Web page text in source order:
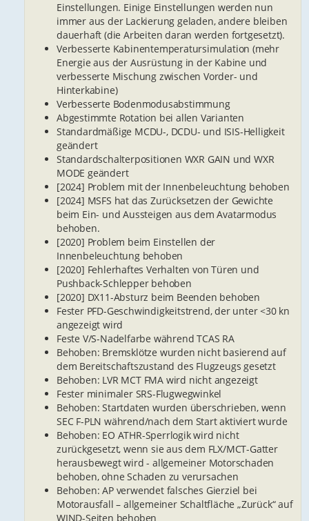
Einstellungen. Einige Einstellungen werden nun
immer aus der Lackierung geladen, andere bleiben
dauerhaft (die Arbeiten daran werden fortgesetzt).
Verbesserte Kabinentemperatursimulation (mehr
Energie aus der Ausrüstung in der Kabine und
verbesserte Mischung zwischen Vorder- und
Hinterkabine)
Verbesserte Bodenmodusabstimmung
Abgestimmte Rotation bei allen Varianten
Standardmäßige MCDU-, DCDU- und ISIS-Helligkeit
geändert
Standardschalterpositionen WXR GAIN und WXR
MODE geändert
[2024] Problem mit der Innenbeleuchtung behoben
[2024] MSFS hat das Zurücksetzen der Gewichte
beim Ein- und Aussteigen aus dem Avatarmodus
behoben.
[2020] Problem beim Einstellen der
Innenbeleuchtung behoben
[2020] Fehlerhaftes Verhalten von Türen und
Pushback-Schlepper behoben
[2020] DX11-Absturz beim Beenden behoben
Fester PFD-Geschwindigkeitstrend, der unter <30 kn
angezeigt wird
Feste V/S-Nadelfarbe während TCAS RA
Behoben: Bremsklötze wurden nicht basierend auf
dem Bereitschaftszustand des Flugzeugs gesetzt
Behoben: LVR MCT FMA wird nicht angezeigt
Fester minimaler SRS-Flugwegwinkel
Behoben: Startdaten wurden überschrieben, wenn
SEC F-PLN während/nach dem Start aktiviert wurde
Behoben: EO ATHR-Sperrlogik wird nicht
zurückgesetzt, wenn sie aus dem FLX/MCT-Gatter
herausbewegt wird - allgemeiner Motorschaden
behoben, ohne Schaden zu verursachen
Behoben: AP verwendet falsches Gierziel bei
Motorausfall – allgemeiner Schaltfläche „Zurück“ auf
WIND-Seiten behoben